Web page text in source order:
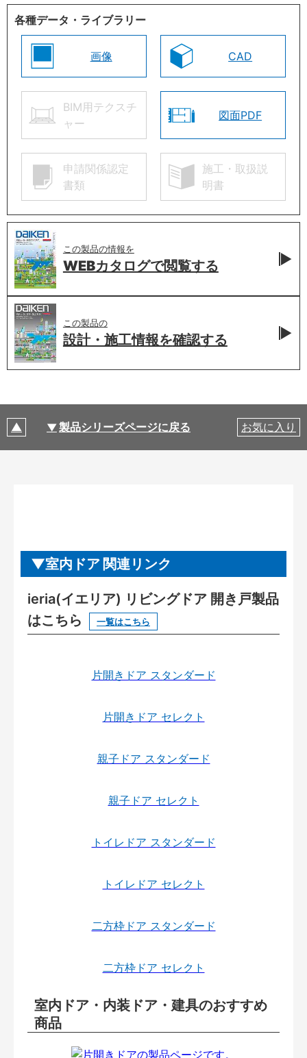
各種データ・ライブラリー
画像 CAD
BIM用テクスチ
ャー
図面PDF
申請関係認定
書類
施工・取扱説
明書
この製品の情報を
WEBカタログで閲覧する
この製品の
設計・施工情報を確認する
製品シリーズページに戻る お気に入り
室内ドア 関連リンク
ieria(イエリア) リビングドア 開き戸製品
はこちら
一覧はこちら
片開きドア スタンダード
片開きドア セレクト
親子ドア スタンダード
親子ドア セレクト
トイレドア スタンダード
トイレドア セレクト
二方枠ドア スタンダード
二方枠ドア セレクト
室内ドア・内装ドア・建具のおすすめ
商品